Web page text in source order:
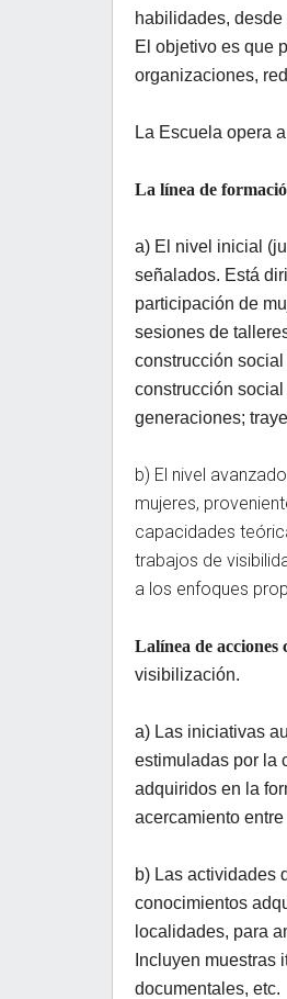
habilidades,
El objetivo es que
organizaciones,
La Escuela opera
La línea de
a) El nivel inicial
señalados. Está
participación de
sesiones de
construcción
construcción
generaciones;
b) El nivel
mujeres,
capacidades
trabajos de
a los enfoques
Lalínea de acciones
visibilización.
a) Las iniciativas
estimuladas por la
adquiridos en la
acercamiento
b) Las actividades
conocimientos
localidades, para
Incluyen muestras
documentales, etc.